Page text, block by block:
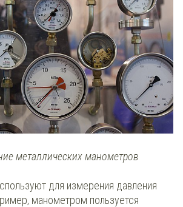
металлических манометров
для измерения давления
манометром пользуется